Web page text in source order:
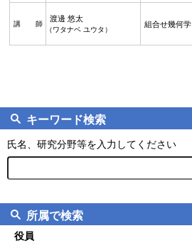
キーワード検索
氏名、研究分野等を入力してください
所属で検索
役員
講師 渡邊 悠太
（ワタナベ ユウタ） 組合せ幾何学